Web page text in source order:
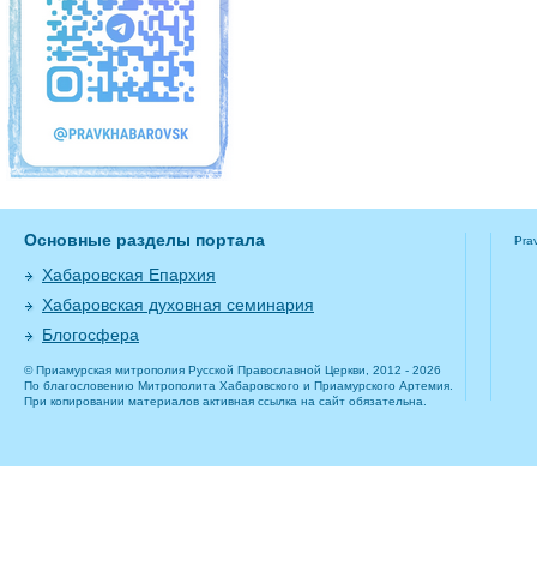
Основные разделы портала
Хабаровская Епархия
Хабаровская духовная семинария
Блогосфера
© Приамурская митрополия Русской Православной Церкви, 2012 - 2026
По благословению Митрополита Хабаровского и Приамурского Артемия.
При копировании материалов активная ссылка на сайт обязательна.